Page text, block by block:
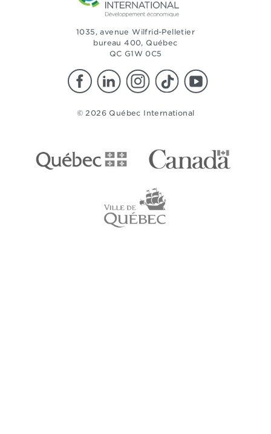
1035, avenue Wilfrid-Pelletier
bureau 400, Québec
QC G1W 0C5
© 2026 Québec International